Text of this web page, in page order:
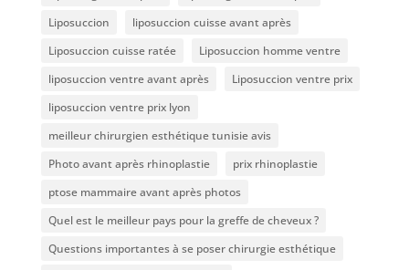
Liposuccion
liposuccion cuisse avant après
Liposuccion cuisse ratée
Liposuccion homme ventre
liposuccion ventre avant après
Liposuccion ventre prix
liposuccion ventre prix lyon
meilleur chirurgien esthétique tunisie avis
Photo avant après rhinoplastie
prix rhinoplastie
ptose mammaire avant après photos
Quel est le meilleur pays pour la greffe de cheveux ?
Questions importantes à se poser chirurgie esthétique